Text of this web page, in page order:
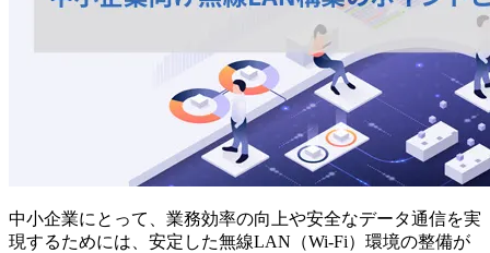
中小企業にとって、業務効率の向上や安全なデータ通信を実
現するためには、安定した無線LAN（Wi-Fi）環境の整備が